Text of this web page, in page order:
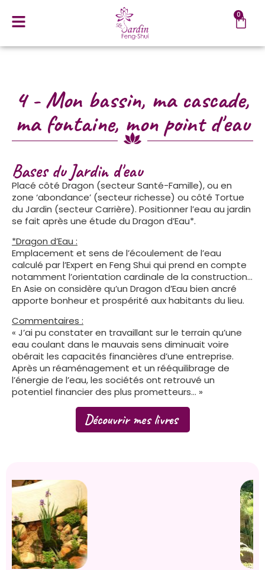
0
4 - Mon bassin, ma cascade,
ma fontaine, mon point d'eau
Bases du Jardin d'eau
Placé côté Dragon (secteur Santé-Famille), ou en
zone ‘abondance’ (secteur richesse) ou côté Tortue
du Jardin (secteur Carrière). Positionner l’eau au jardin
se fait après une étude du Dragon d’Eau*.
*Dragon d’Eau :
Emplacement et sens de l’écoulement de l’eau
calculé par l’Expert en Feng Shui qui prend en compte
notamment l’orientation cardinale de la construction…
En Asie on considère qu’un Dragon d’Eau bien ancré
apporte bonheur et prospérité aux habitants du lieu.
Commentaires :
« J’ai pu constater en travaillant sur le terrain qu’une
eau coulant dans le mauvais sens diminuait voire
obérait les capacités financières d’une entreprise.
Après un réaménagement et un rééquilibrage de
l’énergie de l’eau, les sociétés ont retrouvé un
potentiel financier des plus prometteurs… »
Découvrir mes livres